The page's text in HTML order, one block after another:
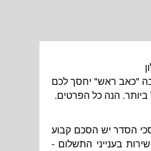
"כאב ראש" יחסך לכם
ביותר. הנה כל הפרטים.
הסדר יש הסכם קבוע
בענייני התשלום -